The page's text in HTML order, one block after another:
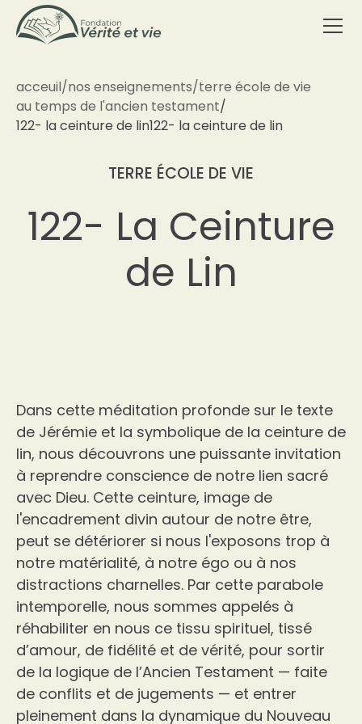
acceuil/nos enseignements/terre école de vie
au temps de l'ancien testament/
122- la ceinture de lin122- la ceinture de lin
TERRE ÉCOLE DE VIE
122- La Ceinture
de Lin
Dans cette méditation profonde sur le texte
de Jérémie et la symbolique de la ceinture de
lin, nous découvrons une puissante invitation
à reprendre conscience de notre lien sacré
avec Dieu. Cette ceinture, image de
l'encadrement divin autour de notre être,
peut se détériorer si nous l'exposons trop à
notre matérialité, à notre égo ou à nos
distractions charnelles. Par cette parabole
intemporelle, nous sommes appelés à
réhabiliter en nous ce tissu spirituel, tissé
d’amour, de fidélité et de vérité, pour sortir
de la logique de l’Ancien Testament — faite
de conflits et de jugements — et entrer
pleinement dans la dynamique du Nouveau